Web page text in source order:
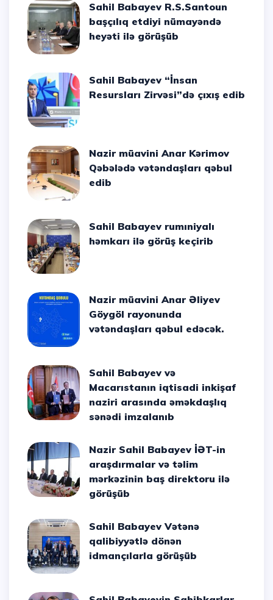
Sahil Babayev R.S.Santoun
başçılıq etdiyi nümayəndə
heyəti ilə görüşüb
Sahil Babayev “İnsan
Resursları Zirvəsi”də çıxış edib
Nazir müavini Anar Kərimov
Qəbələdə vətəndaşları qəbul
edib
Sahil Babayev rumıniyalı
həmkarı ilə görüş keçirib
Nazir müavini Anar Əliyev
Göygöl rayonunda
vətəndaşları qəbul edəcək.
Sahil Babayev və
Macarıstanın iqtisadi inkişaf
naziri arasında əməkdaşlıq
sənədi imzalanıb
Nazir Sahil Babayev İƏT-in
araşdırmalar və təlim
mərkəzinin baş direktoru ilə
görüşüb
Sahil Babayev Vətənə
qalibiyyətlə dönən
idmançılarla görüşüb